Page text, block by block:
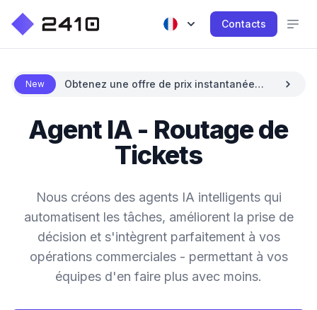
Contacts
New
Obtenez une offre de prix instantanée
Agent IA - Routage de
Tickets
Nous créons des agents IA intelligents qui
automatisent les tâches, améliorent la prise de
décision et s'intègrent parfaitement à vos
opérations commerciales - permettant à vos
équipes d'en faire plus avec moins.